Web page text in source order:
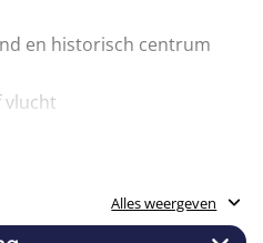
en historisch centrum
vlucht
24/7 bereikbaar
activiteiten, excursies en
Alles weergeven